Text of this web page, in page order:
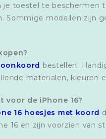
toestel te beschermen
Sommige modellen zijn
bestellen.
materialen, kleuren
voor de iPhone 16?
16 hoesjes met koord
16 en zijn voorzien van